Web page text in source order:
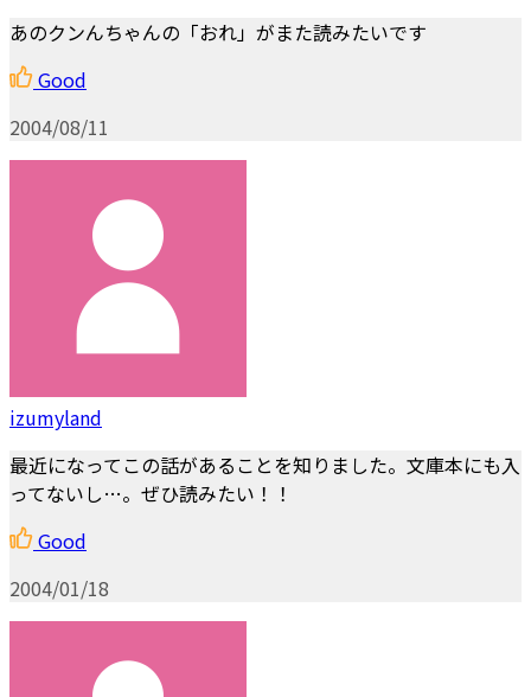
あのクンんちゃんの「おれ」がまた読みたいです
Good
2004/08/11
izumyland
最近になってこの話があることを知りました。文庫本にも入
ってないし…。ぜひ読みたい！！
Good
2004/01/18